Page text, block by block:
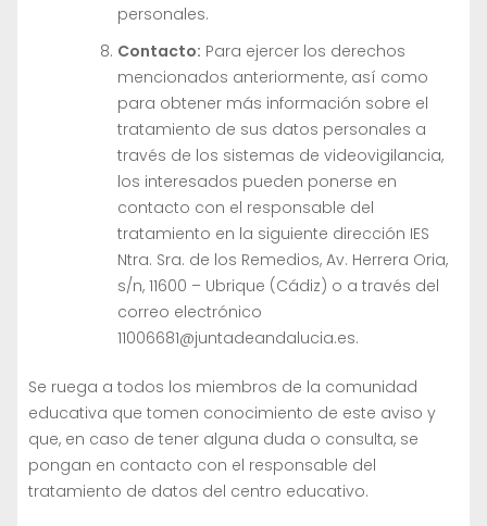
personales.
Contacto: Para ejercer los derechos
mencionados anteriormente, así como
para obtener más información sobre el
tratamiento de sus datos personales a
través de los sistemas de videovigilancia,
los interesados pueden ponerse en
contacto con el responsable del
tratamiento en la siguiente dirección IES
Ntra. Sra. de los Remedios, Av. Herrera Oria,
s/n, 11600 – Ubrique (Cádiz) o a través del
correo electrónico
11006681@juntadeandalucia.es.
Se ruega a todos los miembros de la comunidad
educativa que tomen conocimiento de este aviso y
que, en caso de tener alguna duda o consulta, se
pongan en contacto con el responsable del
tratamiento de datos del centro educativo.